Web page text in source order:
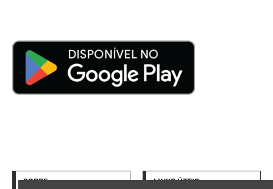
SOBRE LINKS ÚTEIS